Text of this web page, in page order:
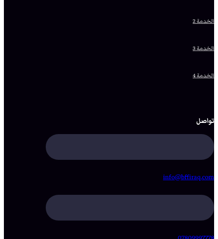
الخدمة 2
الخدمة 3
الخدمة 4
تواصل
info@bffiraq.com